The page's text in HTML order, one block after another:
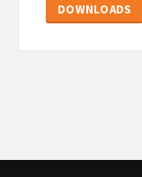
DOWNLOADS